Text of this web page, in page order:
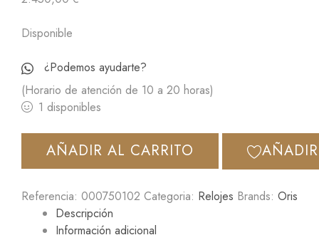
Disponible
¿Podemos ayudarte?
(Horario de atención de 10 a 20 horas)
1 disponibles
AÑADIR AL CARRITO
Referencia: 000750102 Categoria: Relojes Brands: Oris
Descripción
Información adicional